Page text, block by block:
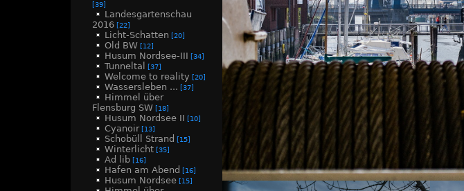
[39]
Landesgartenschau
2016 [22]
Licht-Schatten [20]
Old BW [12]
Husum Nordsee-III [34]
Tunneltal [37]
Welcome to reality [20]
Wassersleben ... [37]
Himmel über
Flensburg SW [18]
Husum Nordsee II [10]
Cyanoir[13]
Schobüll Strand [15]
Winterlicht [35]
Ad lib [16]
Hafen am Abend [16]
Husum Nordsee [15]